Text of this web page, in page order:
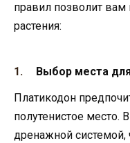
правил позволит
растения:
Выбор места
Платикодон
полутенистое место.
дренажной системой,